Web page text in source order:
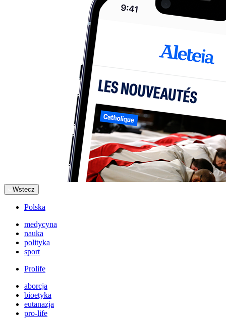
Wstecz
Polska
medycyna
nauka
polityka
sport
Prolife
aborcja
bioetyka
eutanazja
pro-life